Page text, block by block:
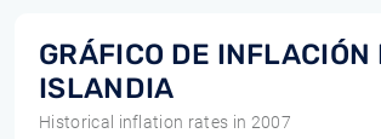
GRÁFICO DE INFLACIÓN
ISLANDIA
Historical inflation rates in 2007